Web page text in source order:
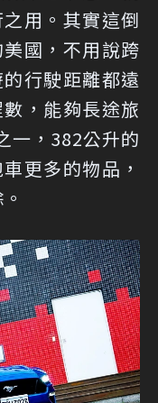
用。其實這倒
國，不用說跨
行駛距離都遠
，能夠長途旅
一，382公升的
更多的物品，